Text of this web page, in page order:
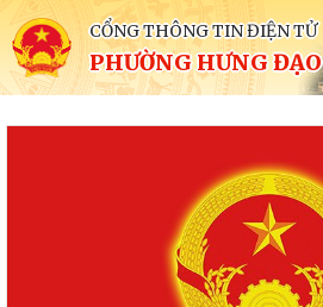
CỔNG THÔNG TIN ĐIỆN TỬ
PHƯỜNG HƯNG ĐẠO